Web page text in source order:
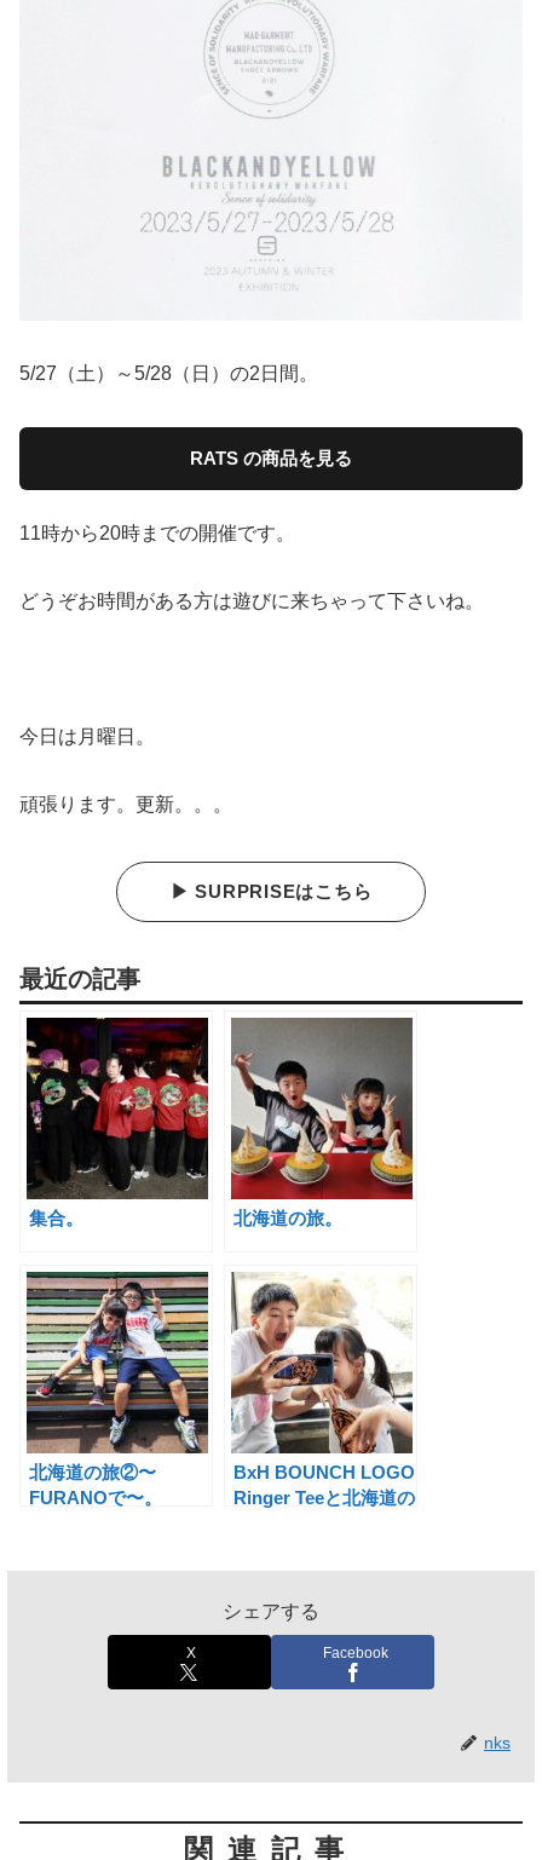
5/27（土）～5/28（日）の2日間。
RATS の商品を見る
11時から20時までの開催です。
どうぞお時間がある方は遊びに来ちゃって下さいね。
今日は月曜日。
頑張ります。更新。。。
▶ SURPRISEはこちら
最近の記事
集合。 北海道の旅。
北海道の旅②〜
FURANOで〜。
BxH BOUNCH LOGO
Ringer Teeと北海道の
シェアする
X Facebook
nks
関連記事